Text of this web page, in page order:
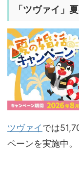
「ツヴァイ」
ツヴァイでは
ペーンを実施中。